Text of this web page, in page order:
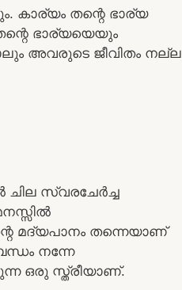
കാര്യം തന്റെ ഭാര്യ
ഭാര്യയെയും
അവരുടെ ജീവിതം നല്ല
സ്വരചേർച്ച
മദ്യപാനം തന്നെയാണ്
നന്നേ
ഒരു സ്ത്രീയാണ്.